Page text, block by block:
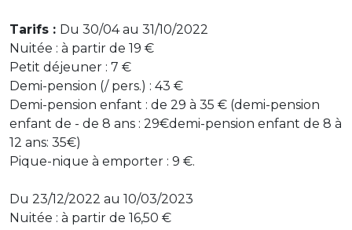
Tarifs : Du 30/04 au 31/10/2022
Nuitée : à partir de 19 €
Petit déjeuner : 7 €
Demi-pension (/ pers.) : 43 €
Demi-pension enfant : de 29 à 35 € (demi-pension
enfant de - de 8 ans : 29€demi-pension enfant de 8 à
12 ans: 35€)
Pique-nique à emporter : 9 €.
Du 23/12/2022 au 10/03/2023
Nuitée : à partir de 16,50 €